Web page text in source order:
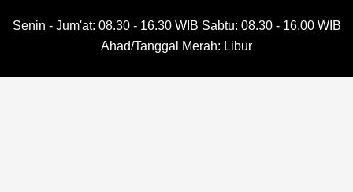
Senin - Jum'at: 08.30 - 16.30 WIB Sabtu: 08.30 - 16.00 WIB
Ahad/Tanggal Merah: Libur